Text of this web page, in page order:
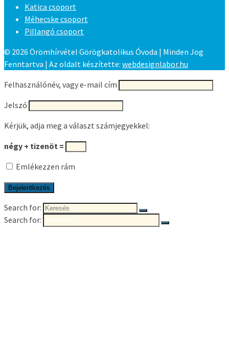
Katica csoport
Méhecske csoport
Pillangó csoport
© 2026 Örömhírvétel Görögkatolikus Óvoda | Minden Jog
Fenntartva | Az oldalt készítette: webdesignlabor.hu
Felhasználónév, vagy e-mail cím
Jelszó
Kérjük, adja meg a választ számjegyekkel:
négy + tizenöt =
Emlékezzen rám
Search for:
Search for: